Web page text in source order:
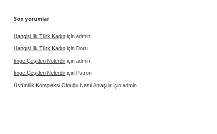
Son yorumlar
Hangisi Ilk Türk Kadın için admin
Hangisi Ilk Türk Kadın için Doru
Imge Çeşitleri Nelerdir için admin
Imge Çeşitleri Nelerdir için Patron
Üstünlük Kompleksi Olduğu Nasıl Anlaşılır için admin